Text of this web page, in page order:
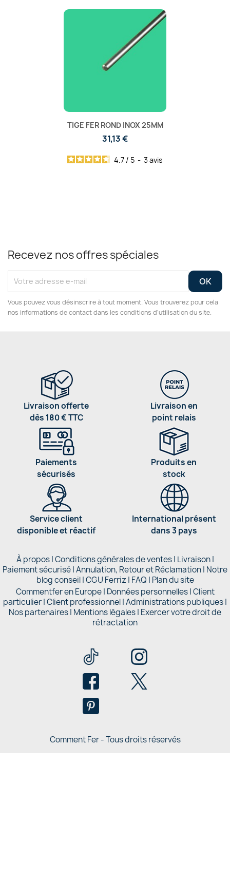
TIGE FER ROND INOX 25MM
31,13 €
4.7 / 5 - 3avis
Recevez nos offres spéciales
Vous pouvez vous désinscrire à tout moment. Vous trouverez pour cela
nos informations de contact dans les conditions d'utilisation du site.
Livraison offerte
dès 180 € TTC
Livraison en
point relais
Paiements
sécurisés
Produits en
stock
Service client
disponible et réactif
International présent
dans 3 pays
À propos|Conditions générales de ventes| Livraison|
Paiement sécurisé|Annulation, Retour et Réclamation| Notre
blog conseil|CGU Ferriz | FAQ | Plan du site
Commentfer en Europe| Données personnelles|Client
particulier|Client professionnel|Administrations publiques|
Nos partenaires | Mentions légales| Exercer votre droit de
rétractation
Comment Fer - Tous droits réservés